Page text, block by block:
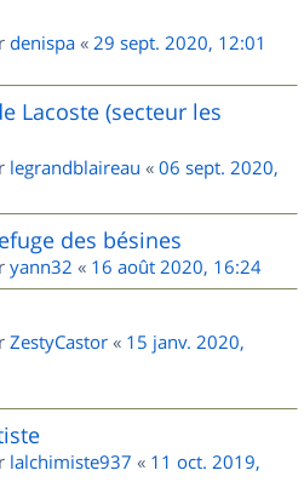
denispa « 29 sept. 2020, 12:01
Lacoste (secteur les
legrandblaireau « 06 sept. 2020,
des bésines
yann32 « 16 août 2020, 16:24
ZestyCastor « 15 janv. 2020,
lalchimiste937 « 11 oct. 2019,